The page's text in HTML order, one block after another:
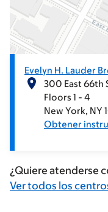
Evelyn H. Lauder
300 East 66th
Floors 1 - 4
New York NY
Obtener
¿Quiere atenderse
Ver todos los